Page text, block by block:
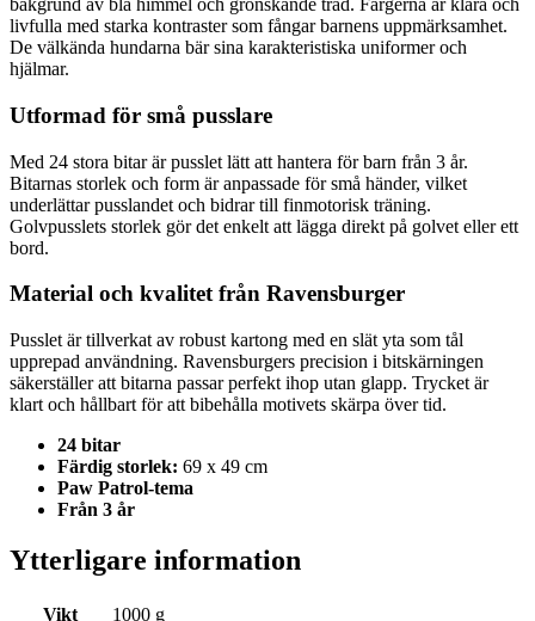
bakgrund av blå himmel och grönskande träd. Färgerna är klara och
livfulla med starka kontraster som fångar barnens uppmärksamhet.
De välkända hundarna bär sina karakteristiska uniformer och
hjälmar.
Utformad för små pusslare
Med 24 stora bitar är pusslet lätt att hantera för barn från 3 år.
Bitarnas storlek och form är anpassade för små händer, vilket
underlättar pusslandet och bidrar till finmotorisk träning.
Golvpusslets storlek gör det enkelt att lägga direkt på golvet eller ett
bord.
Material och kvalitet från Ravensburger
Pusslet är tillverkat av robust kartong med en slät yta som tål
upprepad användning. Ravensburgers precision i bitskärningen
säkerställer att bitarna passar perfekt ihop utan glapp. Trycket är
klart och hållbart för att bibehålla motivets skärpa över tid.
24 bitar
Färdig storlek: 69 x 49 cm
Paw Patrol-tema
Från 3 år
Ytterligare information
Vikt 1000 g